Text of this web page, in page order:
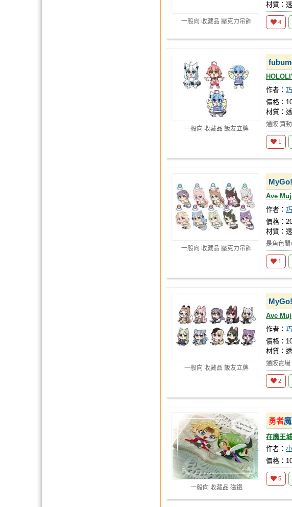
一般向 收藏品 壓克力吊飾
材質：
4
一般向 收藏品 飯友立牌
作者：
價格：
材質：
通販 買
1
一般向 收藏品 壓克力吊飾
Ave
作者：
價格：
材質：
是角色
1
一般向 收藏品 飯友立牌
Ave
作者：
價格：
材質：
通販賣
2
一般向 收藏品 磁鐵
勇者
在魔王
作者：
價格：
5